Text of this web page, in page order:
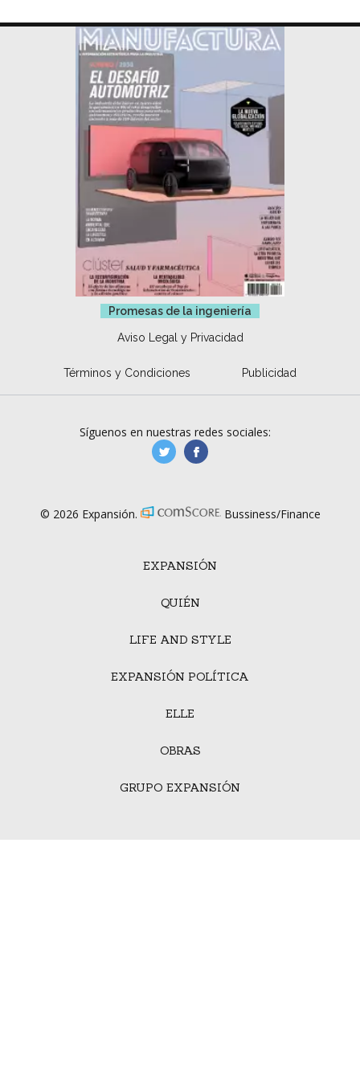
Promesas de la ingeniería
Aviso Legal y Privacidad
Términos y Condiciones Publicidad
EXPANSIÓN
QUIÉN
LIFE AND STYLE
EXPANSIÓN POLÍTICA
ELLE
OBRAS
GRUPO EXPANSIÓN
Síguenos en nuestras redes sociales:
manufacturaGE
© 2026 Expansión. Bussiness/Finance